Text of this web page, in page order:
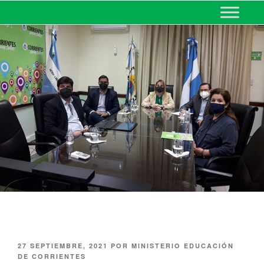
MINISTERIO DE EDUCACIÓN
DE CORRIENTES
27 SEPTIEMBRE, 2021 POR MINISTERIO EDUCACIÓN
DE CORRIENTES